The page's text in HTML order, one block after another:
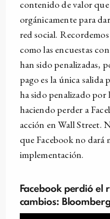
contenido de valor
orgánicamente para
red social.
como las encuestas
han sido penalizadas,
pago es la única salida
ha sido penalizado por
haciendo perder a
acción en Wall Street.
que Facebook no dará
implementación.
Facebook perdió el
cambios: